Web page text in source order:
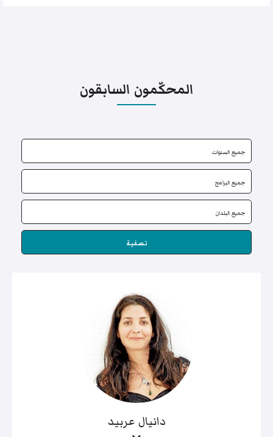
المحكّمون السابقون
تصفية
دانيال عربيد